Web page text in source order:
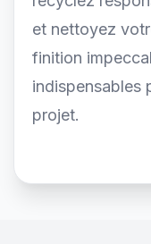
et nettoyez
finition
indispensables
projet.